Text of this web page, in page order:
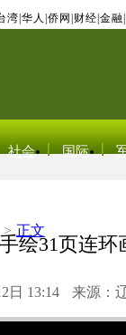
湾 华人 侨网 财经 金融
社会 国际
> 正文
绘31页连环
日 13:14 来源：